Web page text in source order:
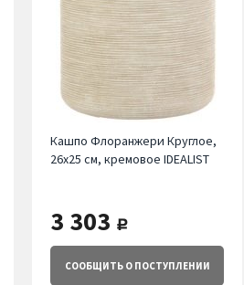
Кашпо Флоранжери Круглое,
26х25 см, кремовое IDEALIST
3 303 руб.
СООБЩИТЬО ПОСТУПЛЕНИИ